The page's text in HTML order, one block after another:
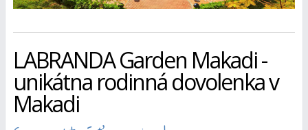
LABRANDA Garden Makadi -
unikátna rodinná dovolenka v
Makadi